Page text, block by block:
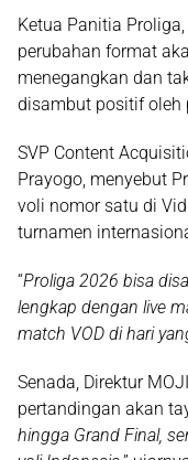
Ketua Panitia Proliga,
perubahan format
menegangkan dan
disambut positif oleh
SVP Content
Prayogo, menyebut
voli nomor satu di
turnamen
“Proliga 2026 bisa
lengkap dengan live
match VOD di hari
Senada, Direktur MOJI
pertandingan akan
hingga Grand Final,